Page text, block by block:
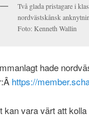
Två glada pristagare i
nordvästskånsk
Foto: Kenneth Wallin
hade
https://
kan vara värt att kolla